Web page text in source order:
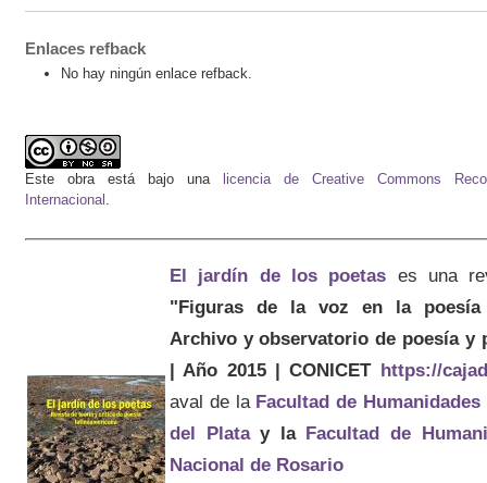
Enlaces refback
No hay ningún enlace refback.
Este obra está bajo una
licencia de Creative Commons
Internacional .
El jardín de los poetas es una
"Figuras de la voz en la poesía
Archivo y observatorio de poesía y
| Año 2015 | CONICET https://
aval de la Facultad de Humanidades
del Platay la Facultad de
Nacional de Rosario